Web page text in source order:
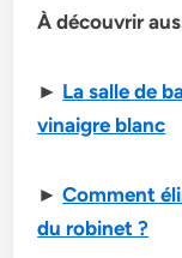
À découvrir
► La salle de
vinaigre blanc
►Comment
du robinet ?